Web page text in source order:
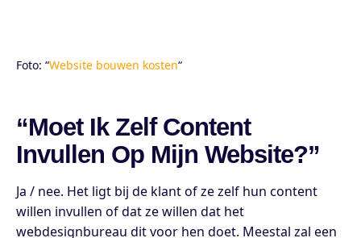
Foto: “Website bouwen kosten“
“Moet Ik Zelf Content
Invullen Op Mijn Website?”
Ja / nee. Het ligt bij de klant of ze zelf hun content
willen invullen of dat ze willen dat het
webdesignbureau dit voor hen doet. Meestal zal een